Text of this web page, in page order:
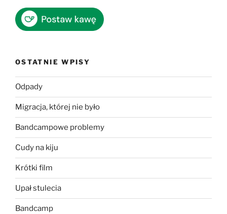
OSTATNIE WPISY
Odpady
Migracja, której nie było
Bandcampowe problemy
Cudy na kiju
Krótki film
Upał stulecia
Bandcamp